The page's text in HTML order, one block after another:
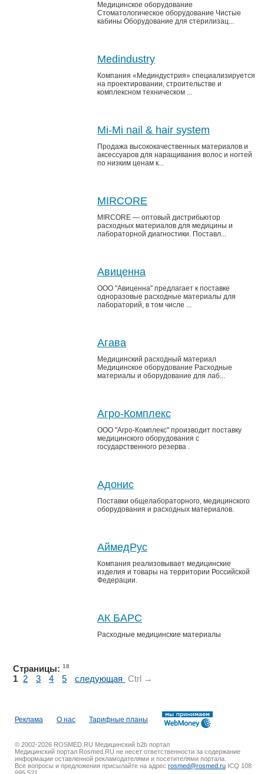
Медицинское оборудование
Стоматологическое оборудование Чистые
кабины Оборудование для стерилизац...
Medindustry
Компания «Мединдустрия» специализируется
на проектировании, строительстве и
комплексном техническом ...
Mi-Mi nail & hair system
Продажа высококачественных материалов и
аксессуаров для наращивания волос и ногтей
по низким ценам к...
MIRCORE
MIRCORE — оптовый дистрибьютор
расходных материалов для медицины и
лабораторной диагностики. Поставл...
Авиценна
ООО "Авиценна" предлагает к поставке
одноразовые расходные материалы для
лабораторий, в том числе ...
Агава
Медицинский расходный материал
Медицинское оборудование Расходные
материалы и оборудование для лаб...
Агро-Комплекс
ООО "Агро-Комплекс" производит поставку
медицинского оборудования с
государственного резерва .
Адонис
Поставки общелабораторного, медицинского
оборудования и расходных материалов.
АймедРус
Компания реализовывает медицинские
изделия и товары на территории Российской
Федерации.
АК БАРС
Расходные медицинские материалы
Страницы:18
1 2 3 4 5 следующая Ctrl →
Реклама О нас Тарифные планы
© 2002-2026 ROSMED.RU Медицинский b2b портал
Медицинский портал Rosmed.RU не несет ответственности за содержание
информации оставленной рекламодателями и посетителями портала.
Все вопросы и предложения присылайте на адрес rosmed@rosmed.ru ICQ 108